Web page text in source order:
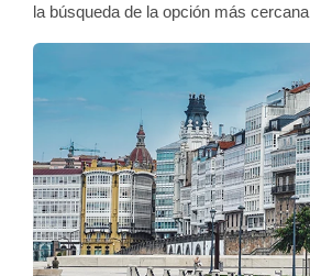
la búsqueda de la opción más